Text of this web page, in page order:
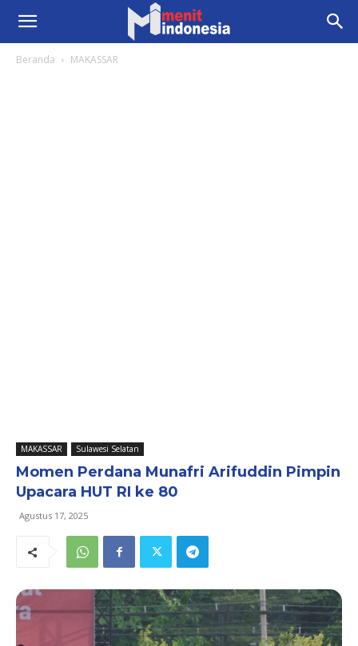
Beranda MAKASSAR
MAKASSAR Sulawesi Selatan
Momen Perdana Munafri Arifuddin Pimpin
Upacara HUT RI ke 80
Agustus 17, 2025